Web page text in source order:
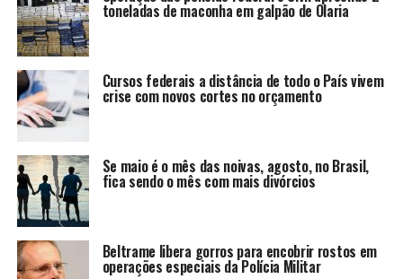
toneladas de maconha em galpão de Olaria
Cursos federais a distância de todo o País vivem
crise com novos cortes no orçamento
Se maio é o mês das noivas, agosto, no Brasil,
fica sendo o mês com mais divórcios
Beltrame libera gorros para encobrir rostos em
operações especiais da Polícia Militar